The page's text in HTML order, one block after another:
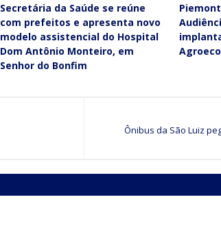
Secretária da Saúde se reúne
com prefeitos e apresenta novo
modelo assistencial do Hospital
Dom Antônio Monteiro, em
Senhor do Bonfim
Ônibus da São Luiz